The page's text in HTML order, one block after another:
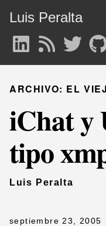
Luis Peralta
ARCHIVO: EL
iChat y
tipo
Luis Peralta
septiembre 23, 2005